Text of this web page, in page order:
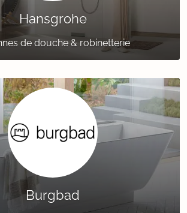
Hansgrohe
de douche & robinetterie
Burgbad